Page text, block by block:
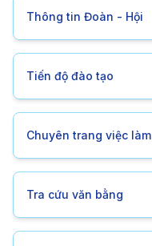
Thông tin Đoàn - Hội
Tiến độ đào tạo
Chuyên trang việc làm
Tra cứu văn bằng